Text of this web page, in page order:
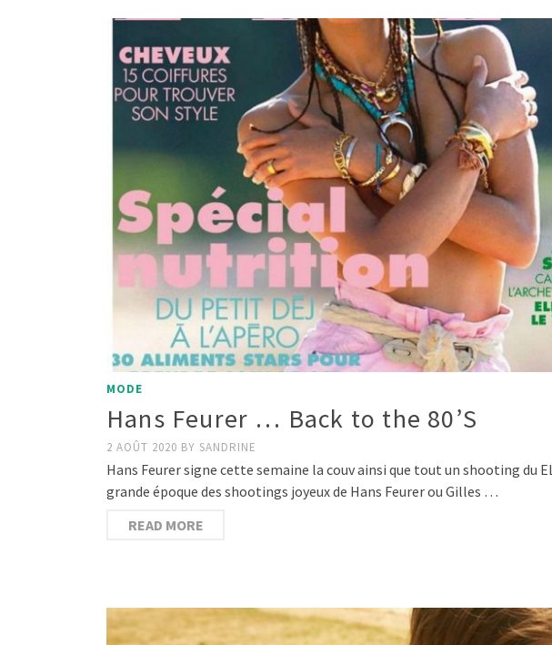
MODE
Hans Feurer … Back to the 80’S
2 AOÛT 2020 BY SANDRINE
Hans Feurer signe cette semaine la couv ainsi que tout un shooting du
grande époque des shootings joyeux de Hans Feurer ou Gilles …
READ MORE